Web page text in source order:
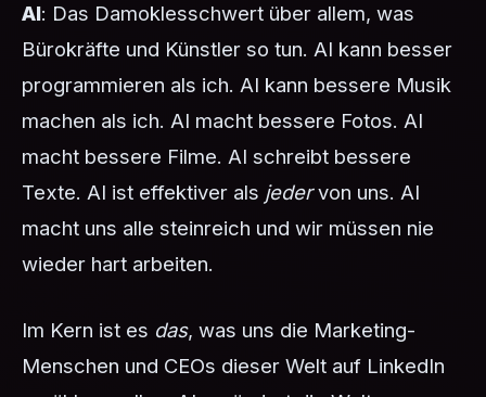
AI: Das Damoklesschwert über allem, was
Bürokräfte und Künstler so tun. AI kann besser
programmieren als ich. AI kann bessere Musik
machen als ich. AI macht bessere Fotos. AI
macht bessere Filme. AI schreibt bessere
Texte. AI ist effektiver als jedervon uns. AI
macht uns alle steinreich und wir müssen nie
wieder hart arbeiten.
Im Kern ist es das, was uns die Marketing-
Menschen und CEOs dieser Welt auf LinkedIn